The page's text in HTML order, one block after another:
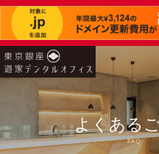
よくある
FAQ